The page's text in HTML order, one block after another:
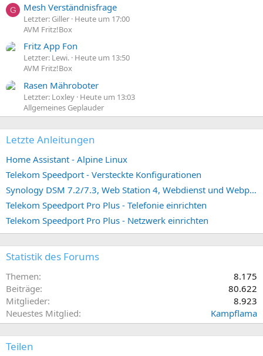
G Mesh Verständnisfrage
Letzter: Giller Heute um 17:00
AVM Fritz!Box
Fritz App Fon
Letzter: Lewi. Heute um 13:50
AVM Fritz!Box
Rasen Mähroboter
Letzter: Loxley Heute um 13:03
Allgemeines Geplauder
Letzte Anleitungen
Home Assistant - Alpine Linux
Telekom Speedport - Versteckte Konfigurationen
Synology DSM 7.2/7.3, Web Station 4, Webdienst und Webportal erstellen (ehemals vHost)
Telekom Speedport Pro Plus - Telefonie einrichten
Telekom Speedport Pro Plus - Netzwerk einrichten
Statistik des Forums
Themen
8.175
Beiträge
80.622
Mitglieder
8.923
Neuestes Mitglied
Kampflama
Teilen